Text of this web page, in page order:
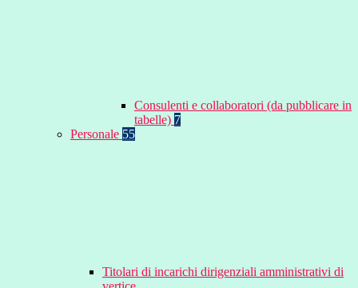
Consulenti e collaboratori (da pubblicare in
tabelle) 7
Personale 55
Titolari di incarichi dirigenziali amministrativi di